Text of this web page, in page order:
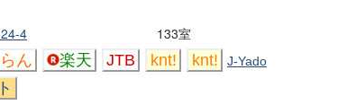
133室
4
ん
楽天 JTB knt! knt! J-Yado